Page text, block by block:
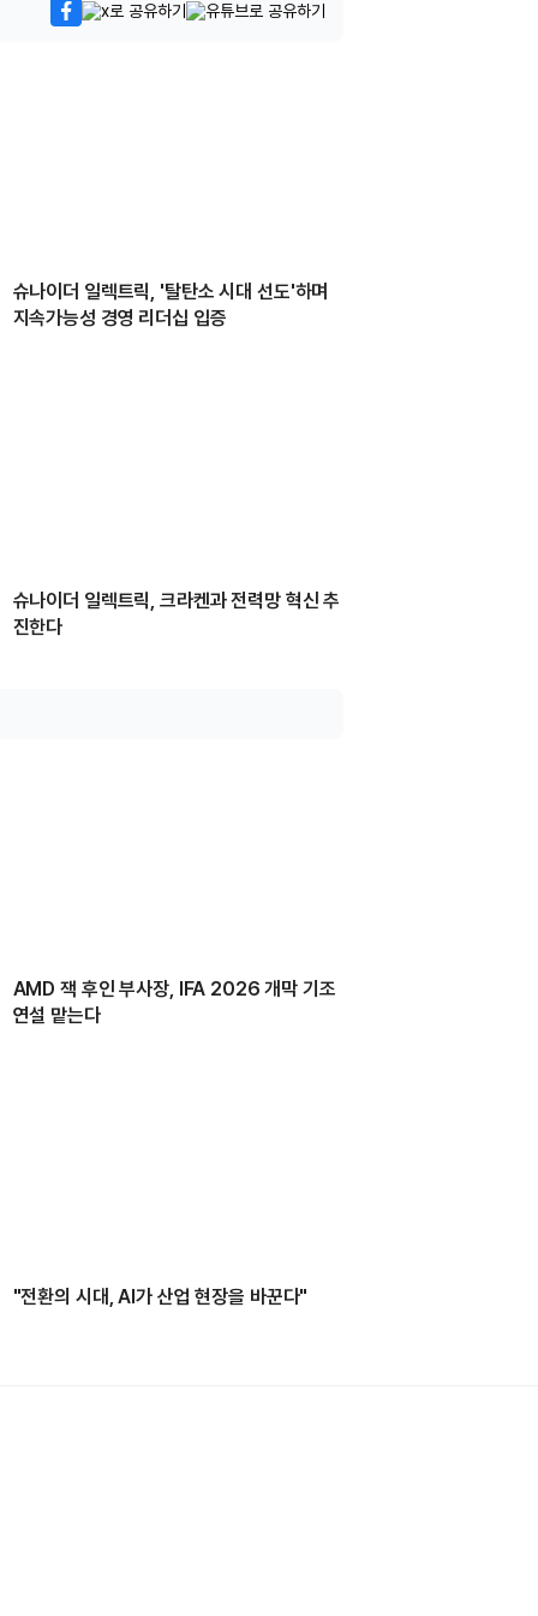
슈나이더 일렉트릭, '탈탄소 시대 선도'하며
지속가능성 경영 리더십 입증
슈나이더 일렉트릭, 크라켄과 전력망 혁신 추
진한다
AMD 잭 후인 부사장, IFA 2026 개막 기조
연설 맡는다
"전환의 시대, AI가 산업 현장을 바꾼다"